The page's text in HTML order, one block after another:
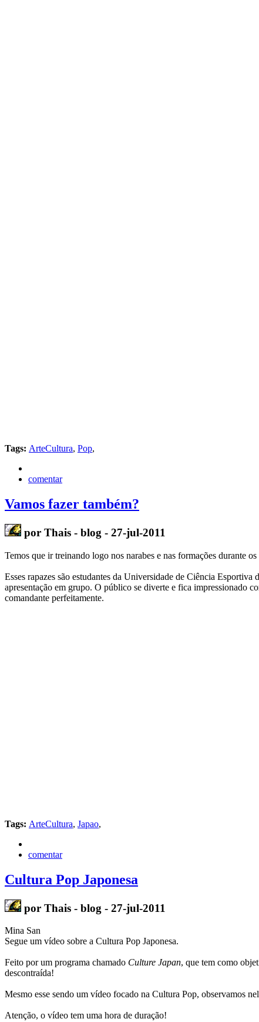
Tags: ArteCultura, Pop,
comentar
Vamos fazer também?
por Thais - blog - 27-jul-2011
Temos que ir treinando logo nos narabes e nas formações durante
Esses rapazes são estudantes da Universidade de Ciência
apresentação em grupo. O público se diverte e fica impressionado
comandante perfeitamente.
Tags: ArteCultura, Japao,
comentar
Cultura Pop Japonesa
por Thais - blog - 27-jul-2011
Mina San
Segue um vídeo sobre a Cultura Pop Japonesa.
Feito por um programa chamado Culture Japan, que tem como
descontraída!
Mesmo esse sendo um vídeo focado na Cultura Pop, observamos
Atenção, o vídeo tem uma hora de duração!